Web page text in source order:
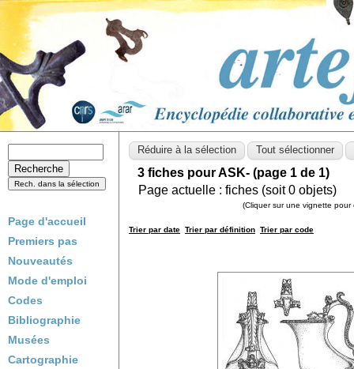
Page d'accueil
Premiers pas
Nouveautés
Mode d'emploi
Codes
Bibliographie
Musées
Cartographie
3 fiches pour ASK- (page 1 de 1)
Page actuelle : fiches (soit0 objets)
(Cliquer sur une vignette
Trier par date Trier par définition Trier par code